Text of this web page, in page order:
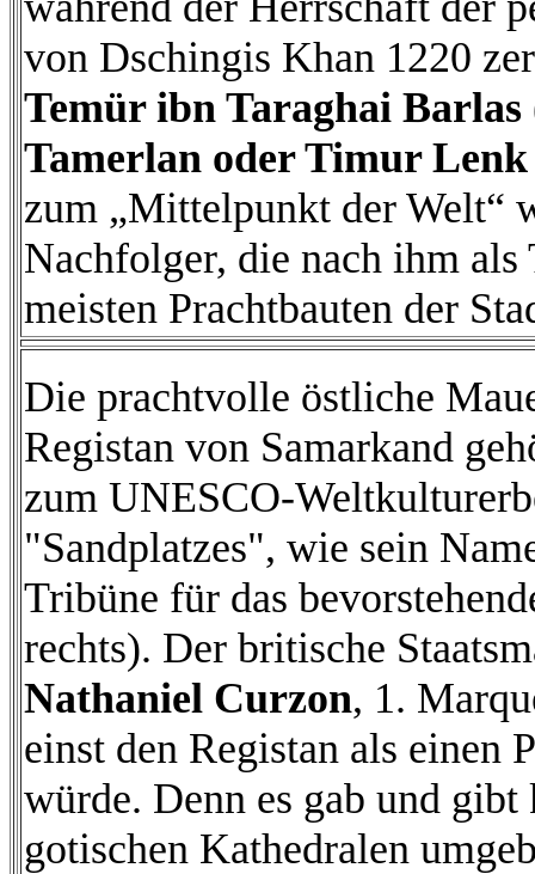
von Dschingis Khan 1220
Temür ibn Taraghai Barlas
Tamerlan oder Timur Lenk
zum „Mittelpunkt der Welt“
Nachfolger, die nach ihm als
meisten Prachtbauten der
Die prachtvolle östliche
Registan von Samarkand
zum UNESCO-
"Sandplatzes", wie sein
Tribüne für das
rechts). Der britische
Nathaniel Curzon, 1.
einst den Registan als einen
würde. Denn es gab und
gotischen Kathedralen